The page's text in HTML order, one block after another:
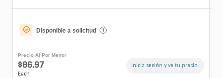
Disponible a solicitud i
Precio Al Por Menor
$86.97
Each
Inicia sesión y ve tu precio.